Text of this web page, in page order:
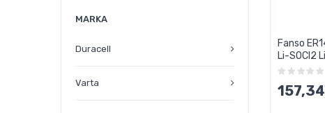
MARKA
Duracell
Varta
Fanso
Li-SOCI2